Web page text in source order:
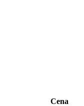
Cena